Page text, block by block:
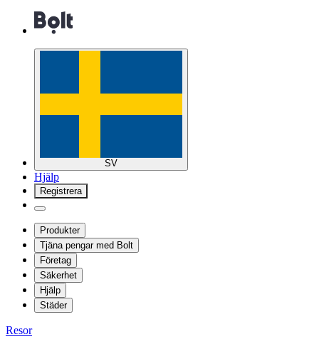
SV
Hjälp
Registrera
Produkter
Tjäna pengar med Bolt
Företag
Säkerhet
Hjälp
Städer
Resor